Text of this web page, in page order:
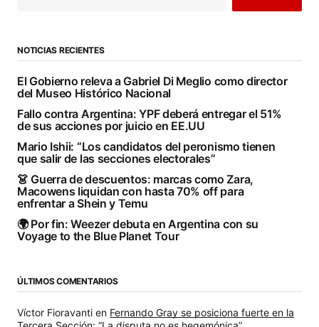
NOTICIAS RECIENTES
El Gobierno releva a Gabriel Di Meglio como director
del Museo Histórico Nacional
Fallo contra Argentina: YPF deberá entregar el 51%
de sus acciones por juicio en EE.UU
Mario Ishii: “Los candidatos del peronismo tienen
que salir de las secciones electorales”
👗 Guerra de descuentos: marcas como Zara,
Macowens liquidan con hasta 70% off para
enfrentar a Shein y Temu
🌍 Por fin: Weezer debuta en Argentina con su
Voyage to the Blue Planet Tour
ÚLTIMOS COMENTARIOS
Víctor Fioravanti en Fernando Gray se posiciona fuerte en la